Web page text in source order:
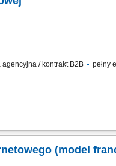
agencyjna / kontrakt B2B pełny
Aktywne
(model